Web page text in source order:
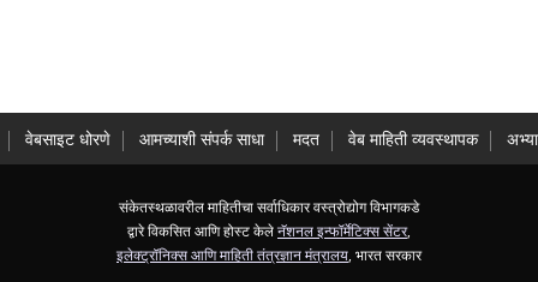
वेबसाइट धोरणे आमच्याशी संपर्क साधा मदत वेब माहिती व्यवस्थापक
संकेतस्थळावरील माहितीचा सर्वाधिकार वस्त्रोद्योग विभागकडे
द्वारे विकसित आणि होस्ट केलेनॅशनल इन्फॉर्मेटिक्स सेंटर,
इलेक्ट्रॉनिक्स आणि माहिती तंत्रज्ञान मंत्रालय , भारत सरकार